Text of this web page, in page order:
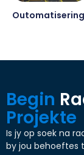
Begin
Projekte
Is jy op soek na
by jou behoeftes